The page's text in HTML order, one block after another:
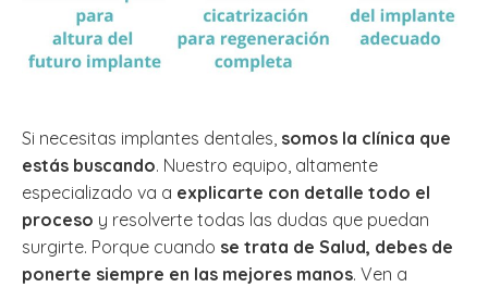
Si necesitas implantes dentales, somos la clínica que
estás buscando. Nuestro equipo, altamente
especializado va a explicarte con detalle todo el
proceso y resolverte todas las dudas que puedan
surgirte. Porque cuando se trata de Salud, debes de
ponerte siempre en las mejores manos. Ven a